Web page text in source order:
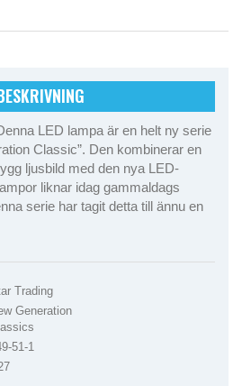
LED lampa är en helt ny serie
Classic”. Den kombinerar en
ljusbild med den nya LED-
liknar idag gammaldags
serie har tagit detta till ännu en
Trading
Generation
51-1